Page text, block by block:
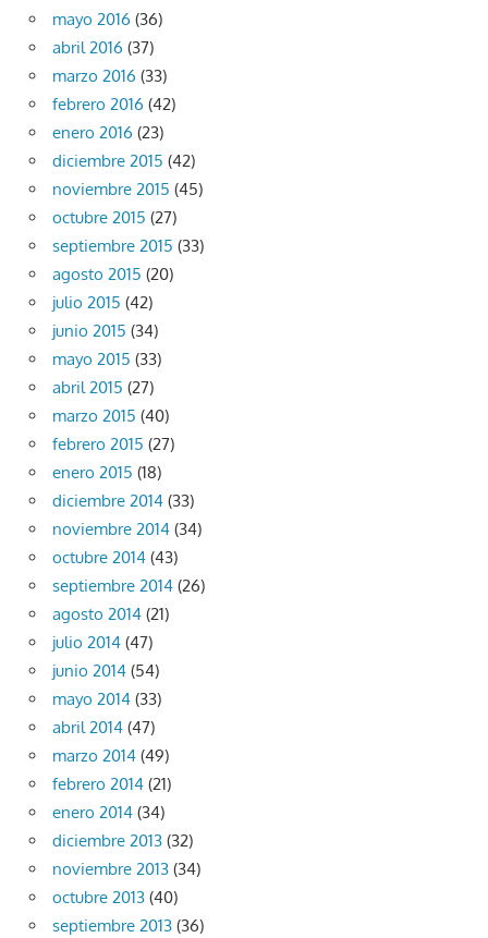
mayo 2016 (36)
abril 2016 (37)
marzo 2016 (33)
febrero 2016 (42)
enero 2016 (23)
diciembre 2015 (42)
noviembre 2015 (45)
octubre 2015 (27)
septiembre 2015 (33)
agosto 2015 (20)
julio 2015 (42)
junio 2015 (34)
mayo 2015 (33)
abril 2015 (27)
marzo 2015 (40)
febrero 2015 (27)
enero 2015 (18)
diciembre 2014 (33)
noviembre 2014 (34)
octubre 2014 (43)
septiembre 2014 (26)
agosto 2014 (21)
julio 2014 (47)
junio 2014 (54)
mayo 2014 (33)
abril 2014 (47)
marzo 2014 (49)
febrero 2014 (21)
enero 2014 (34)
diciembre 2013 (32)
noviembre 2013 (34)
octubre 2013 (40)
septiembre 2013 (36)